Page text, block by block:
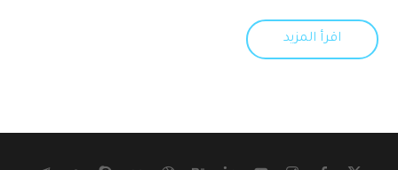
اقرأ المزيد